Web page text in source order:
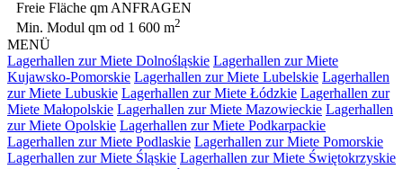
Freie Fläche qmANFRAGEN
Min. Modul qm od 1 600 m2
MENÜ
Lagerhallen zur Miete Dolnośląskie Lagerhallen zur Miete
Kujawsko-Pomorskie Lagerhallen zur Miete Lubelskie Lagerhallen
zur Miete Lubuskie Lagerhallen zur Miete Łódzkie Lagerhallen zur
Miete Małopolskie Lagerhallen zur Miete Mazowieckie Lagerhallen
zur Miete Opolskie Lagerhallen zur Miete Podkarpackie
Lagerhallen zur Miete Podlaskie Lagerhallen zur Miete Pomorskie
Lagerhallen zur Miete Śląskie Lagerhallen zur Miete Świętokrzyskie